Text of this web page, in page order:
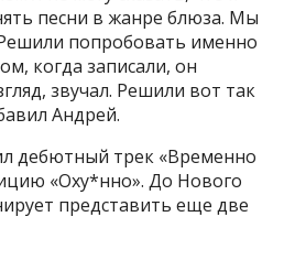
песни в жанре блюза. Мы
попробовать именно
когда записали, он
звучал. Решили вот так
Андрей.
дебютный трек «Временно
«Оху*нно». До Нового
представить еще две